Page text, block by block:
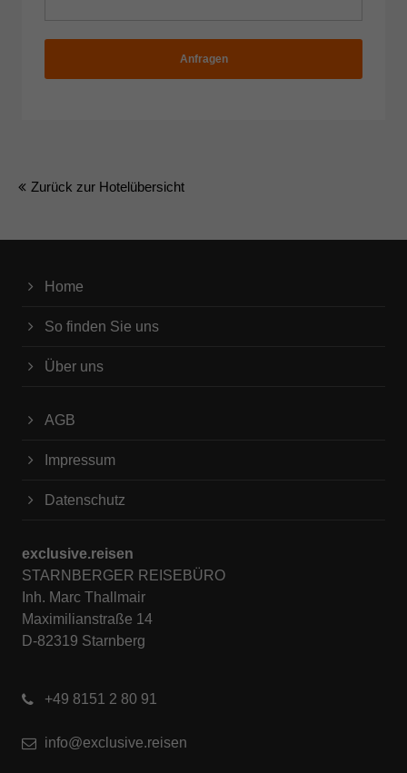
Anfragen
Zurück zur Hotelübersicht
Home
So finden Sie uns
Über uns
AGB
Impressum
Datenschutz
exclusive.reisen
STARNBERGER REISEBÜRO
Inh. Marc Thallmair
Maximilianstraße 14
D-82319 Starnberg
+49 8151 2 80 91
info@exclusive.reisen